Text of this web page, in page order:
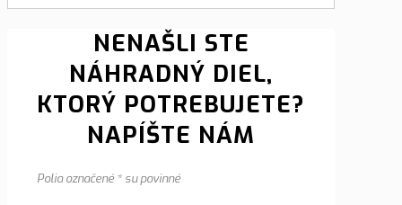
NENAŠLI STE
NÁHRADNÝ DIEL,
KTORÝ POTREBUJETE?
NAPÍŠTE NÁM
Polia označené * su povinné